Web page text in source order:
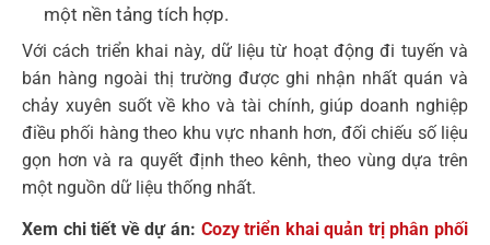
một nền tảng tích hợp.
Với cách triển khai này, dữ liệu từ hoạt động đi tuyến và
bán hàng ngoài thị trường được ghi nhận nhất quán và
chảy xuyên suốt về kho và tài chính, giúp doanh nghiệp
điều phối hàng theo khu vực nhanh hơn, đối chiếu số liệu
gọn hơn và ra quyết định theo kênh, theo vùng dựa trên
một nguồn dữ liệu thống nhất.
Xem chi tiết về dự án: Cozy triển khai quản trị phân phối